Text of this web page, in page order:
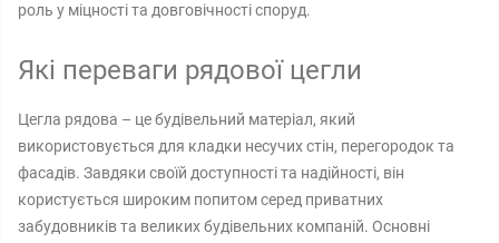
роль у міцності та довговічності споруд.
Які переваги рядової цегли
Цегла рядова – це будівельний матеріал, який
використовується для кладки несучих стін, перегородок та
фасадів. Завдяки своїй доступності та надійності, він
користується широким попитом серед приватних
забудовників та великих будівельних компаній. Основні